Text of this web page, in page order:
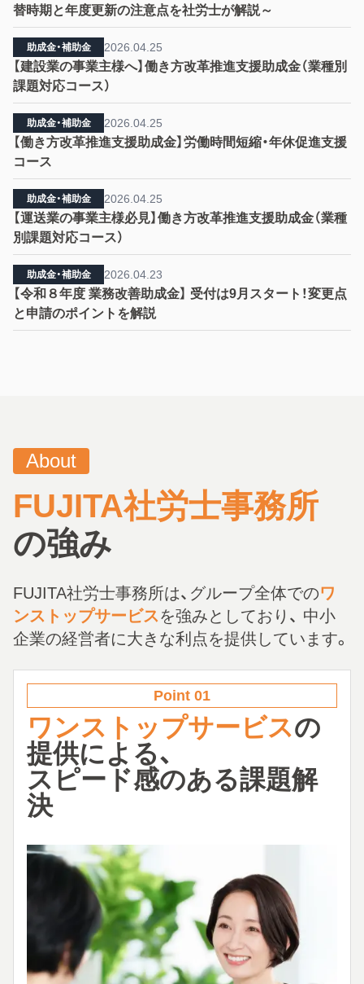
替時期と年度更新の注意点を社労士が解説～
【建設業の事業主様へ】働き方改革推進支援助成金（業種別
課題対応コース）
助成金・補助金 2026.04.25
【働き方改革推進支援助成金】労働時間短縮・年休促進支援
コース
助成金・補助金 2026.04.25
【運送業の事業主様必見】働き方改革推進支援助成金（業種
別課題対応コース）
助成金・補助金 2026.04.25
【令和８年度 業務改善助成金】 受付は9月スタート！変更点
と申請のポイントを解説
助成金・補助金 2026.04.23
About
FUJITA社労士事務所
の強み
FUJITA社労士事務所は、グループ全体でのワ
ンストップサービスを強みとしており、 中小
企業の経営者に大きな利点を提供しています。
Point 01
ワンストップサービスの
提供による、
スピード感のある課題解
決